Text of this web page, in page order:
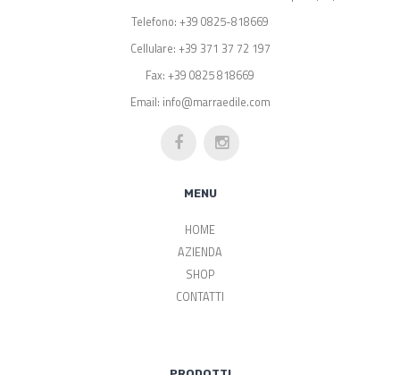
Telefono: +39 0825-818669
Cellulare: +39 371 37 72 197
Fax: +39 0825 818669
Email: info@marraedile.com
MENU
HOME
AZIENDA
SHOP
CONTATTI